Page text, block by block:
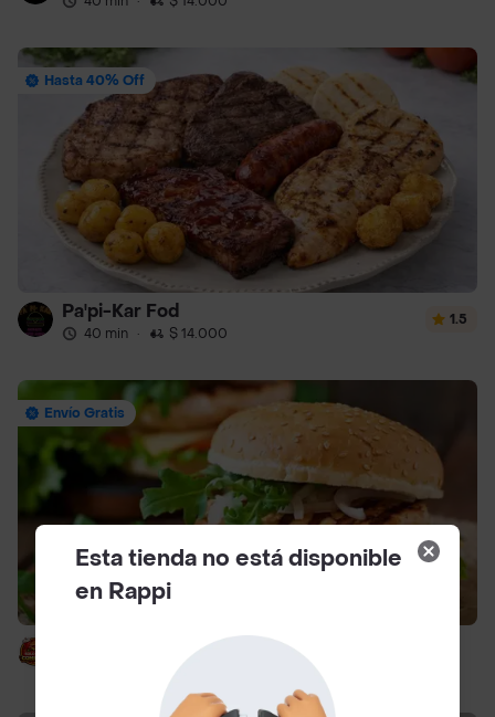
Hasta 40% Off
Pa'pi-Kar Fod
40 min · $ 14.000
1.5
Envío Gratis
Solo Combo Burguer Ll
$ 14.000
Esta tienda no está disponible
en Rappi